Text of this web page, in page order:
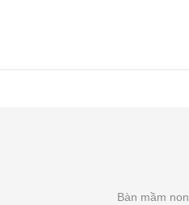
Bàn mầm non